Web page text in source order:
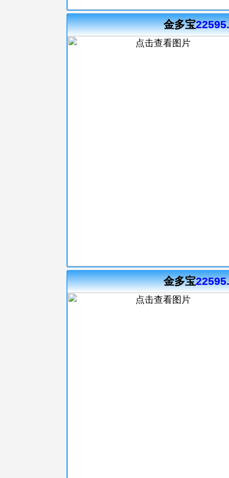
金多宝
金多宝